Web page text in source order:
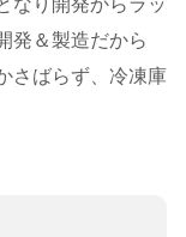
発＆製造だから
さばらず、冷凍庫